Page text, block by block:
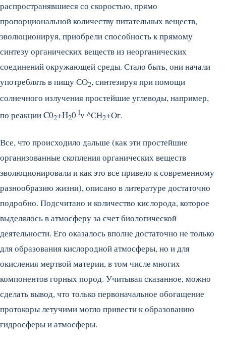
распространявшиеся со скоростью, прямо
пропорциональной количеству питательных веществ,
эволюционируя, приобрели способность к прямому
синтезу органических веществ из неорганических
соединений окружающей среды. Стало быть, они начали
употреблять в пищу СО2, синтезируя при помощи
солнечного излучения простейшие углеводы, например,
по реакции C02+H20 lv ^СН2+Ог.
Все, что происходило дальше (как эти простейшие
организованные скопления органических веществ
эволюционировали и как это все привело к современному
разнообразию жизни), описано в литературе достаточно
подробно. Подсчитано и количество кислорода, которое
выделялось в атмосферу за счет биологической
деятельности. Его оказалось вполне достаточно не только
для образования кислородной атмосферы, но и для
окисления мертвой материи, в том числе многих
компонентов горных пород. Учитывая сказанное, можно
сделать вывод, что только первоначальное обогащение
протокоры летучими могло привести к образованию
гидросферы и атмосферы.